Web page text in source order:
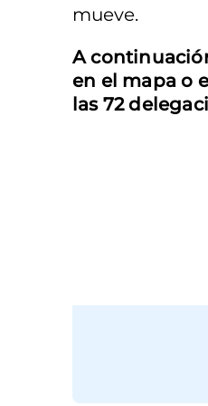
mueve.
A
en el mapa o
las 72